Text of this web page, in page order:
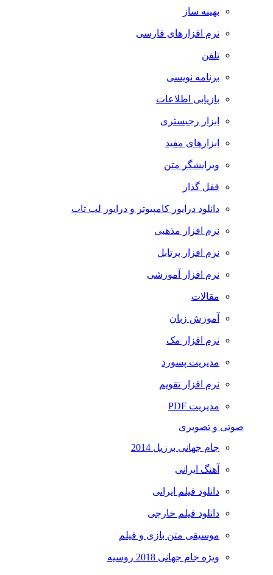
بهینه ساز
نرم افزارهای فارسی
تلفن
برنامه نویسی
بازیابی اطلاعات
ابزار رجیستری
ابزارهای مفید
ویرایشگر متن
قفل گذار
دانلود درایور کامپیوتر و درایور لپ تاپ
نرم افزار مذهبی
نرم افزار پرتابل
نرم افزار آموزشی
مقالات
آموزش زبان
نرم افزار مک
مدیریت پسورد
نرم افزار تقویم
مدیریت PDF
صوتی و تصویری
جام جهانی برزیل 2014
آهنگ ایرانی
دانلود فیلم ایرانی
دانلود فیلم خارجی
موسیقی متن بازی و فیلم
ویژه جام جهانی 2018 روسیه